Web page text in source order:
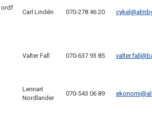
ordf
Carl Lindén 070-278 46 20
Valter Fall 070-637 93 85
Lennart
Nordlander
070-543 06 89